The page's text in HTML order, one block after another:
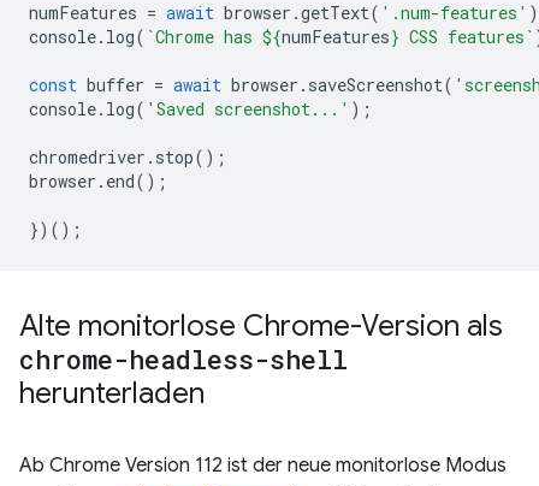
numFeatures = await browser .getText( '.num-features'
console. log( `Chrome has ${numFeatures} CSS features`
const buffer = await browser . saveScreenshot(
console. log( 'Saved screenshot...' );
chromedriver . stop();
browser . end();
})();
Alte monitorlose Chrome-Version als
chrome-headless-shell
herunterladen
Ab Chrome Version 112 ist der neue monitorlose Modus